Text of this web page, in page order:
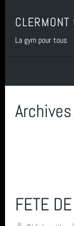
CLERMONT
La gym pour tous
FETE